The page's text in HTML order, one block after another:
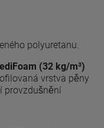
polyuretanu.
(32 kg/m³)
vrstva pěny
provzdušnění